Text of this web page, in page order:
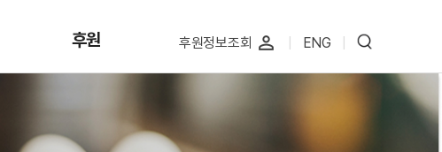
후원 후원정보조회 perm_identity ENG